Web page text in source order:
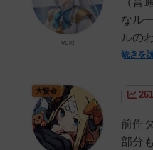
なル
ルの
続きを
yuki
前作
部分
大賢者